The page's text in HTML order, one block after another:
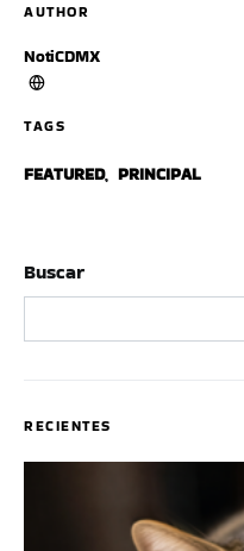
AUTHOR
NotiCDMX
TAGS
FEATURED, PRINCIPAL
Buscar
RECIENTES